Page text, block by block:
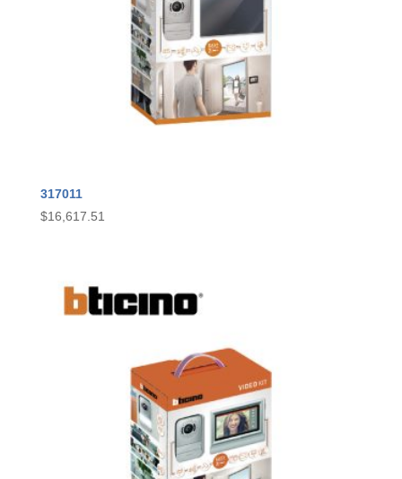
317011
$16,617.51